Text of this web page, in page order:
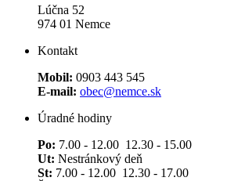
Lúčna 52
974 01 Nemce
Kontakt
Mobil: 0903 443 545
E-mail: obec@nemce.sk
Úradné hodiny
Po: 7.00 - 12.00 12.30 - 15.00
Ut: Nestránkový deň
St: 7.00 - 12.00 12.30 - 17.00